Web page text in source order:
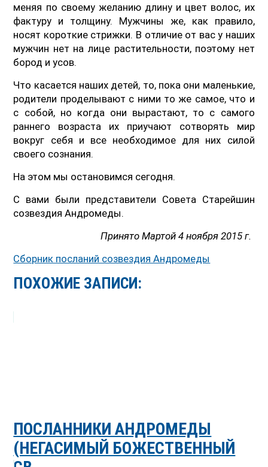
меняя по своему желанию длину и цвет волос, их
фактуру и толщину. Мужчины же, как правило,
носят короткие стрижки. В отличие от вас у наших
мужчин нет на лице растительности, поэтому нет
бород и усов.
Что касается наших детей, то, пока они маленькие,
родители проделывают с ними то же самое, что и
с собой, но когда они вырастают, то с самого
раннего возраста их приучают сотворять мир
вокруг себя и все необходимое для них силой
своего сознания.
На этом мы остановимся сегодня.
С вами были представители Совета Старейшин
созвездия Андромеды.
Принято Мартой 4 ноября 2015 г.
Сборник посланий созвездия Андромеды
ПОХОЖИЕ ЗАПИСИ:
ПОСЛАННИКИ АНДРОМЕДЫ
(НЕГАСИМЫЙ БОЖЕСТВЕННЫЙ